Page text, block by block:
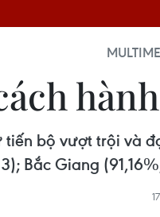
bộ vượt trội và
Bắc Giang